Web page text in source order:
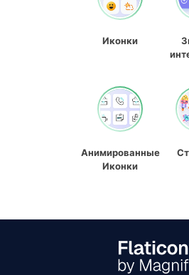
Иконки
Анимированные
Иконки